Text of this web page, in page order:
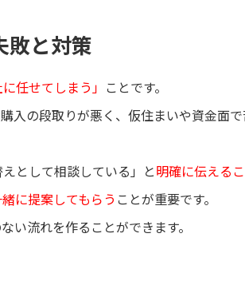
敗と対策
任せてしまう」 ことです。
入の段取りが悪く、仮住まいや資金面で
として相談している」と明確に伝えるこ
に提案してもらう ことが重要です。
い流れを作ることができます。